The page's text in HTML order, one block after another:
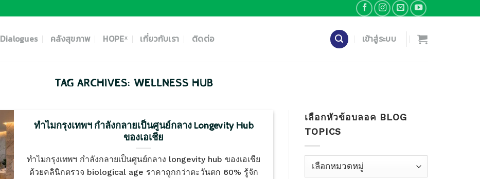
Dialogues คลังสุขภาพ HOPEˣ เกี่ยวกับเรา ติดต่อ เข้าสู่ระบบ
TAG ARCHIVES: WELLNESS HUB
ทำไมกรุงเทพฯ กำลังกลายเป็นศูนย์กลาง Longevity Hub
ของเอเชีย
ทำไมกรุงเทพฯ กำลังกลายเป็นศูนย์กลาง longevity hub ของเอเชีย
ด้วยคลินิกตรวจ biological age ราคาถูกกว่าตะวันตก 60% รู้จัก
เลือกหัวข้อบลอค BLOG
TOPICS
เลือก